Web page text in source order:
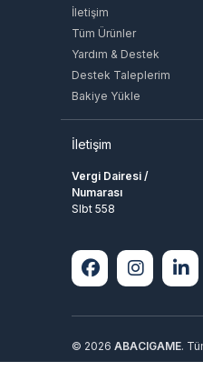
İletişim
Tüm Ürünler
Yardım & Destek
Destek Taleplerim
Bakiye Yükle
İletişim
Vergi Dairesi /
Numarası
Slbt 558
© 2026ABACIGAME.